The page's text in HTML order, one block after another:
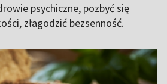
psychiczne, pozbyć się
złagodzić bezsenność.